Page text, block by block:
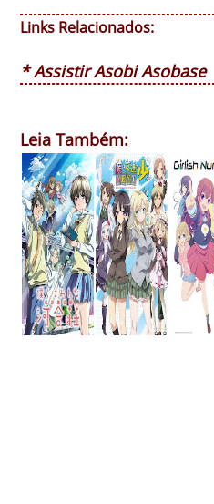
Links Relacionados:
* Assistir Asobi Asobase
Leia Também: